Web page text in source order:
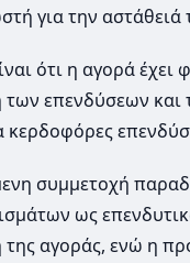
για την αστάθειά
ότι η αγορά
επενδύσεων και
κερδοφόρες
συμμετοχή
ως
αγοράς, ενώ η